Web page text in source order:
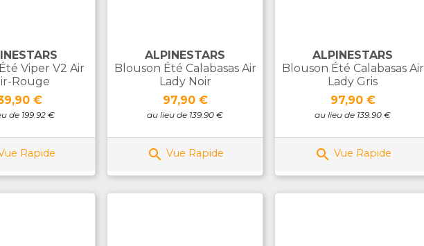
Viper V2 Air
Rouge
€
de 199.92 €
Rapide
ALPINESTARS
Blouson Été Calabasas Air
Lady Noir
Prix
97,90 €
au lieu de 139.90 €
 Vue Rapide
ALPINESTARS
Blouson Été Calabasas Air
Lady Gris
Prix
97,90 €
au lieu de 139.90 €
 Vue Rapide